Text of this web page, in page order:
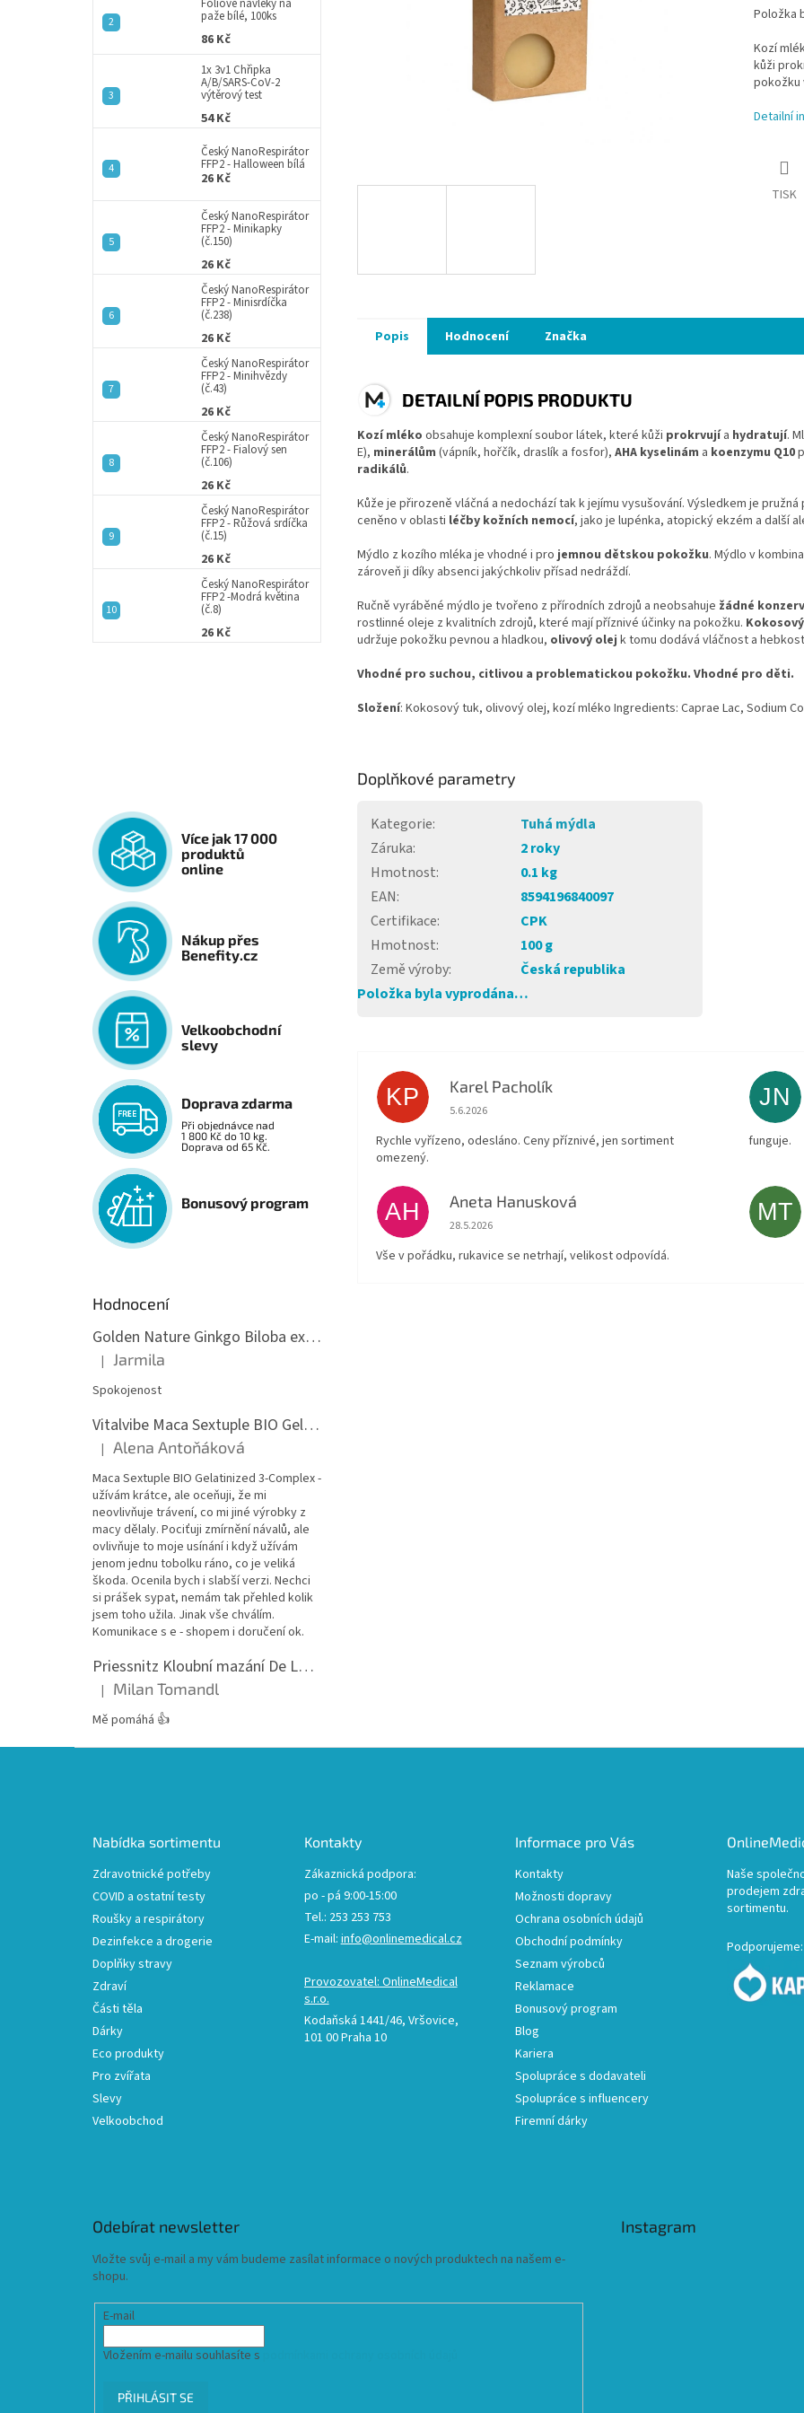
paže bílé, 100ks
86 Kč
1x 3v1 Chřipka
A/B/SARS-CoV-2
výtěrový test
54 Kč
Český NanoRespirátor
FFP2 - Halloween bílá
26 Kč
Český NanoRespirátor
FFP2 - Minikapky
(č.150)
26 Kč
Český NanoRespirátor
FFP2 - Minisrdíčka
(č.238)
26 Kč
Český NanoRespirátor
FFP2 - Minihvězdy
(č.43)
26 Kč
Český NanoRespirátor
FFP2 - Fialový sen
(č.106)
26 Kč
Český NanoRespirátor
FFP2 - Růžová srdíčka
(č.15)
26 Kč
Český NanoRespirátor
FFP2 -Modrá květina
(č.8)
26 Kč
Více jak 17 000
produktů
online
Nákup přes
Benefity.cz
Velkoobchodní
slevy
Doprava zdarma
Při objednávce nad
1 800 Kč do 10 kg.
Doprava od 65 Kč.
Bonusový program
Hodnocení
Golden Nature Ginkgo Biloba extrakt 50:1 60mg, 100 kapslí
Hodnocení produktu je 5 z 5 hvězdiček.
| Jarmila
Spokojenost
Vitalvibe Maca Sextuple BIO Gelatinized 3-Complex, 60 kapslí
Hodnocení produktu je 5 z 5 hvězdiček.
| Alena Antoňáková
Maca Sextuple BIO Gelatinized 3-Complex -
užívám krátce, ale oceňuji, že mi
neovlivňuje trávení, co mi jiné výrobky z
macy dělaly. Pociťuji zmírnění návalů, ale
ovlivňuje to moje usínání i když užívám
jenom jednu tobolku ráno, co je veliká
škoda. Ocenila bych i slabší verzi. Nechci
si prášek sypat, nemám tak přehled kolik
jsem toho užila. Jinak vše chválím.
Komunikace s e - shopem i doručení ok.
Priessnitz Kloubní mazání De Luxe, 200ml
Hodnocení produktu je 5 z 5 hvězdiček.
| Milan Tomandl
Mě pomáhá 👍
Položka
Kozí
kůži
pokožku
Detailní
TISK
Popis Hodnocení Značka
DETAILNÍ POPIS PRODUKTU
Kozí mléko obsahuje komplexní soubor látek, které kůži prokrvujía hydratují.
E), minerálům (vápník, hořčík, draslík a fosfor), AHA kyselinám a koenzymu Q10
radikálů.
Kůže je přirozeně vláčná a nedochází tak k jejímu vysušování. Výsledkem je
ceněno v oblasti léčby kožních nemocí, jako je lupénka, atopický ekzém a další
Mýdlo z kozího mléka je vhodné i pro jemnou dětskou pokožku. Mýdlo v
zároveň ji díky absenci jakýchkoliv přísad nedráždí.
Ručně vyráběné mýdlo je tvořeno z přírodních zdrojů a neobsahuje žádné
rostlinné oleje z kvalitních zdrojů, které mají příznivé účinky na pokožku.
udržuje pokožku pevnou a hladkou, olivový olej k tomu dodává vláčnost a
Vhodné pro suchou, citlivou a problematickou pokožku. Vhodné pro děti.
Složení: Kokosový tuk, olivový olej, kozí mléko Ingredients: Caprae Lac, Sodium
Doplňkové parametry
Kategorie:
Tuhá mýdla
Záruka:
2 roky
Hmotnost:
0.1 kg
EAN:
8594196840097
Certifikace:
CPK
Hmotnost:
100 g
Země výroby:
Česká republika
Položka byla vyprodána…
KP Karel Pacholík
Hodnocení obchodu je 4 z 5 hvězdiček.
5.6.2026
Rychle vyřízeno, odesláno. Ceny příznivé, jen sortiment
omezený.
JN
funguje.
AH Aneta Hanusková
Hodnocení obchodu je 5 z 5 hvězdiček.
28.5.2026
Vše v pořádku, rukavice se netrhají, velikost odpovídá.
MT
Nabídka sortimentu
Zdravotnické potřeby
COVID a ostatní testy
Roušky a respirátory
Dezinfekce a drogerie
Doplňky stravy
Zdraví
Části těla
Dárky
Eco produkty
Pro zvířata
Slevy
Velkoobchod
Kontakty
Zákaznická podpora:
po - pá 9:00-15:00
Tel.: 253 253 753
E-mail: info@onlinemedical.cz
Provozovatel: OnlineMedical
s.r.o.
Kodaňská 1441/46, Vršovice,
101 00 Praha 10
Informace pro Vás
Kontakty
Možnosti dopravy
Ochrana osobních údajů
Obchodní podmínky
Seznam výrobců
Reklamace
Bonusový program
Blog
Kariera
Spolupráce s dodavateli
Spolupráce s influencery
Firemní dárky
Naše
prodejem
sortimentu.
Podporujeme:
Odebírat newsletter
Vložte svůj e-mail a my vám budeme zasílat informace o nových produktech na našem e-
shopu.
E-mail
Vložením e-mailu souhlasíte s
PŘIHLÁSIT SE
Instagram